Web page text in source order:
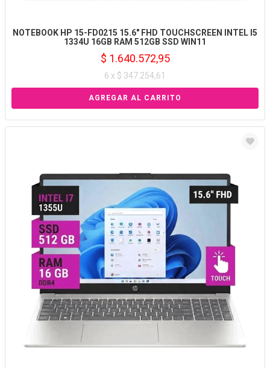
NOTEBOOK HP 15-FD0215 15.6" FHD TOUCHSCREEN INTEL I5
1334U 16GB RAM 512GB SSD WIN11
$ 1.640.572,95
6 x $ 347.254,61